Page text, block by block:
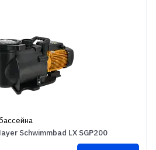
Schwimmbad LX SGP200